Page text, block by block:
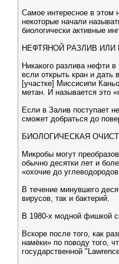
Самое интересное в этом
некоторые начали
биологически активные
НЕФТЯНОЙ РАЗЛИВ ИЛИ
Никакого разлива нефти
если открыть кран и дать
[участке] Миссисипи
метан. И называется это
Если в Залив поступает
сможет добраться до
БИОЛОГИЧЕСКАЯ
Микробы могут
обычно десятки лет и
«охочие до
В течение минувшего
вирусов, так и бактерий.
В 1980-х модной фишкой
Вскоре после того, как
намёки» по поводу того,
государственной